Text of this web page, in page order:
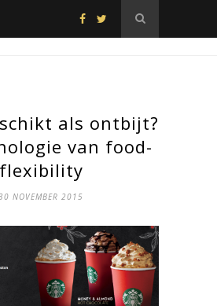
als ontbijt?
van food-
flexibility
NOVEMBER 2015